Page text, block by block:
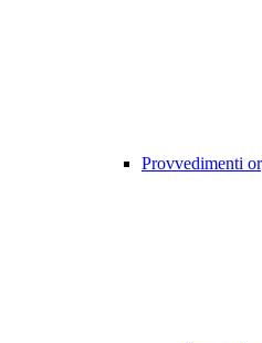
Provvedimenti